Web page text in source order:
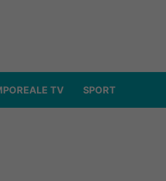
TV SPORT